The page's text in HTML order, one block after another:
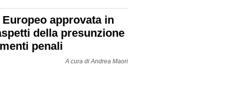
approvata in
della presunzione
penali
A cura diAndrea Maori